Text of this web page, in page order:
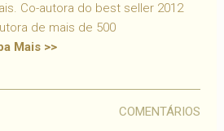
Co-autora do best seller 2012
de mais de 500
Mais >>
COMENTÁRIOS